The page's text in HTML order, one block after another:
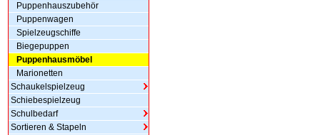
Puppenhauszubehör
Puppenwagen
Spielzeugschiffe
Biegepuppen
Puppenhausmöbel
Marionetten
Schaukelspielzeug
Schiebespielzeug
Schulbedarf
Sortieren & Stapeln